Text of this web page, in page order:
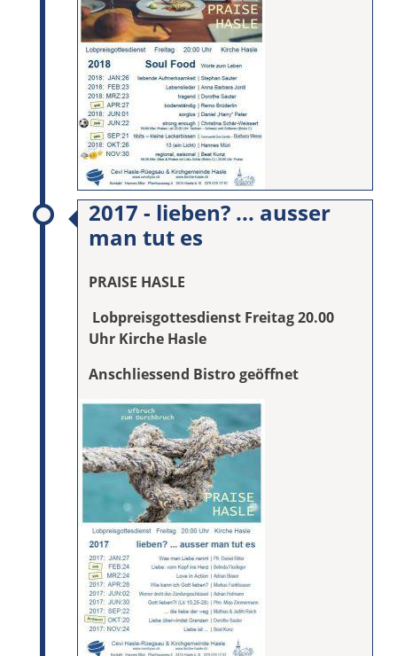
2017 - lieben? ... ausser
man tut es
PRAISE HASLE
Lobpreisgottesdienst Freitag 20.00
Uhr Kirche Hasle
Anschliessend Bistro geöffnet